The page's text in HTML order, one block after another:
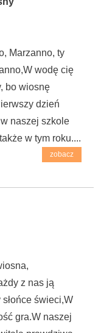
Marzanno, ty
wodę cię
bo wiosnę
dzień
naszej szkole
w tym roku....
zobacz
z nas ją
świeci,W
gra.W naszej